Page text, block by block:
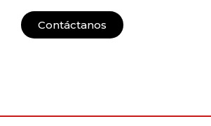
Contáctanos